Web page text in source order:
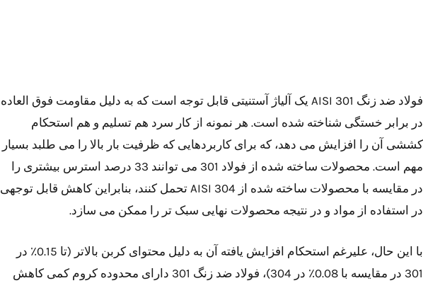
فولاد ضد زنگ AISI 301 یک آلیاژ آستنیتی قابل توجه است که به دلیل مقاومت فوق العاده
در برابر خستگی شناخته شده است. هر نمونه از کار سرد هم تسلیم و هم استحکام
کششی آن را افزایش می دهد، که برای کاربردهایی که ظرفیت بار بالا را می طلبد بسیار
مهم است. محصولات ساخته شده از فولاد 301 می توانند 33 درصد استرس بیشتری را
در مقایسه با محصولات ساخته شده از AISI 304 تحمل کنند، بنابراین کاهش قابل توجهی
در استفاده از مواد و در نتیجه محصولات نهایی سبک تر را ممکن می سازد.
با این حال، علیرغم استحکام افزایش یافته آن به دلیل محتوای کربن بالاتر (تا 0.15٪ در
301 در مقایسه با 0.08٪ در 304)، فولاد ضد زنگ 301 دارای محدوده کروم کمی کاهش